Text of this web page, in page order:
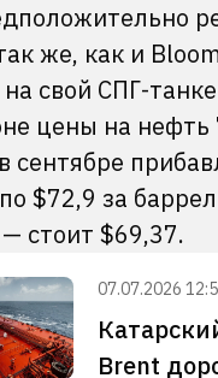
же, как и
свой СПГ-
цены на нефть
сентябре
$72,9 за
стоит $69,37.
07.07.2026
Brent